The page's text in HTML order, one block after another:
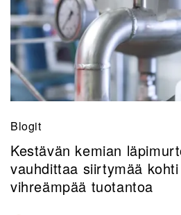
Blogit
Kestävän kemian
vauhdittaa siirtymää
vihreämpää tuotantoa